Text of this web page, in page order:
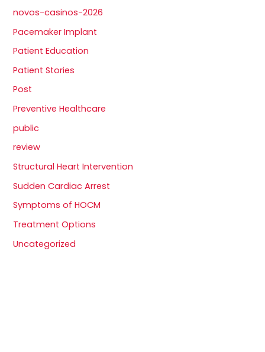
novos-casinos-2026
Pacemaker Implant
Patient Education
Patient Stories
Post
Preventive Healthcare
public
review
Structural Heart Intervention
Sudden Cardiac Arrest
Symptoms of HOCM
Treatment Options
Uncategorized